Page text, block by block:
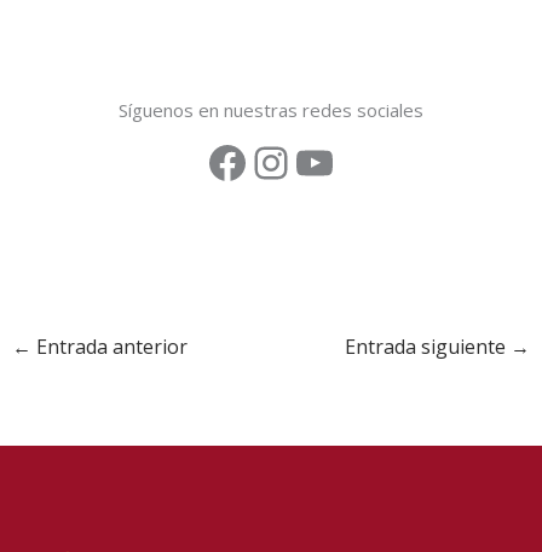
Síguenos en nuestras redes sociales
← Entrada anterior Entrada siguiente →